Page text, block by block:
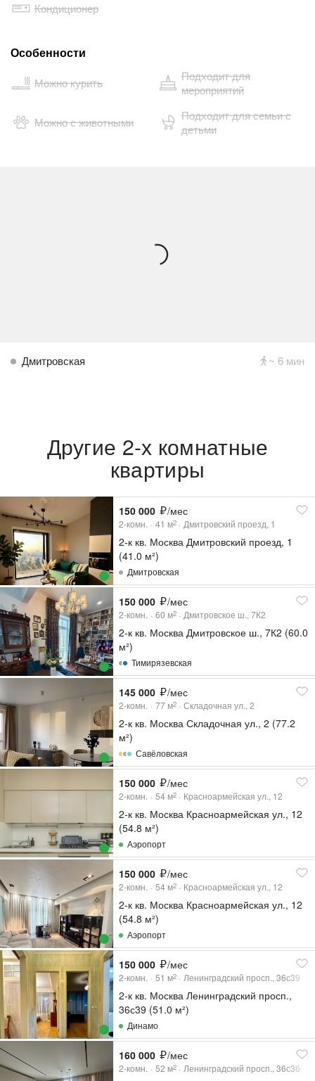
Кондиционер
Особенности
Можно курить
Подходит для
мероприятий
Можно с животными
Подходит для семьи с
детьми
Дмитровская ~ 6 мин
Другие 2-х комнатные
квартиры
150 000 /мес
2-комн. 41 м2 Дмитровский проезд, 1
2-к кв. Москва Дмитровский проезд, 1
(41.0 м²)
Дмитровская
150 000 /мес
2-комн. 60 м2 Дмитровское ш., 7К2
2-к кв. Москва Дмитровское ш., 7К2 (60.0
м²)
Тимирязевская
145 000 /мес
2-комн. 77 м2 Складочная ул., 2
2-к кв. Москва Складочная ул., 2 (77.2
м²)
Савёловская
150 000 /мес
2-комн. 54 м2 Красноармейская ул., 12
2-к кв. Москва Красноармейская ул., 12
(54.8 м²)
Аэропорт
150 000 /мес
2-комн. 54 м2 Красноармейская ул., 12
2-к кв. Москва Красноармейская ул., 12
(54.8 м²)
Аэропорт
150 000 /мес
2-комн. 51 м2 Ленинградский просп., 36с39
2-к кв. Москва Ленинградский просп.,
36с39 (51.0 м²)
Динамо
160 000 /мес
2-комн. 52 м2 Ленинградский просп., 36с36